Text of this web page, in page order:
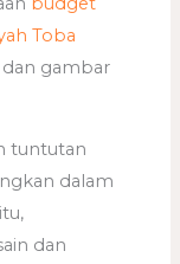
Toba
dan gambar
tuntutan
dalam
dan